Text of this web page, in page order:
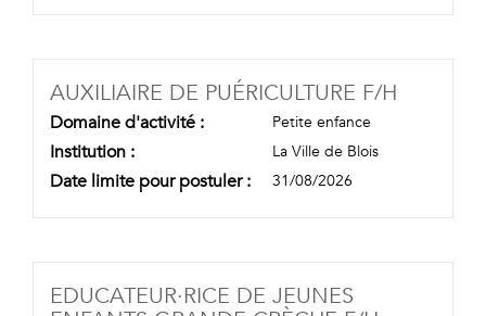
AUXILIAIRE DE PUÉRICULTURE F/H
Domaine d'activité : Petite enfance
Institution : La Ville de Blois
Date limite pour postuler : 31/08/2026
EDUCATEUR·RICE DE JEUNES